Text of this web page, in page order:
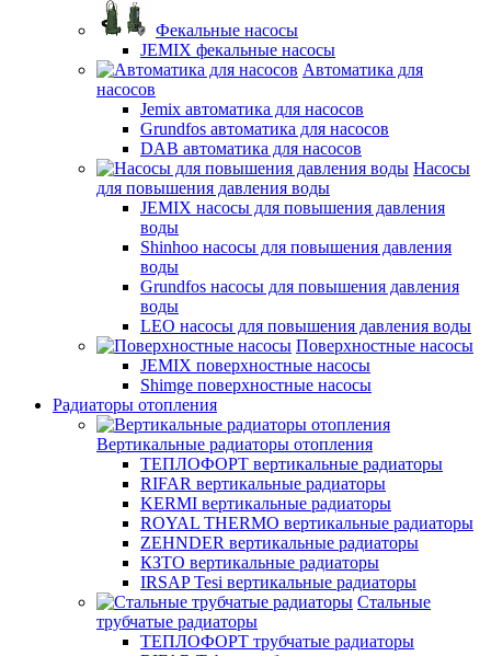
Фекальные насосы
JEMIX фекальные насосы
Автоматика для
насосов
Jemix автоматика для насосов
Grundfos автоматика для насосов
DAB автоматика для насосов
Насосы
для повышения давления воды
JEMIX насосы для повышения давления
воды
Shinhoo насосы для повышения давления
воды
Grundfos насосы для повышения давления
воды
LEO насосы для повышения давления воды
Поверхностные насосы
JEMIX поверхностные насосы
Shimge поверхностные насосы
Радиаторы отопления
Вертикальные радиаторы отопления
ТЕПЛОФОРТ вертикальные радиаторы
RIFAR вертикальные радиаторы
KERMI вертикальные радиаторы
ROYAL THERMO вертикальные радиаторы
ZEHNDER вертикальные радиаторы
КЗТО вертикальные радиаторы
IRSAP Tesi вертикальные радиаторы
Стальные
трубчатые радиаторы
ТЕПЛОФОРТ трубчатые радиаторы